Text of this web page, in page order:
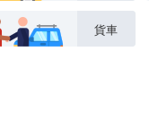
貨車